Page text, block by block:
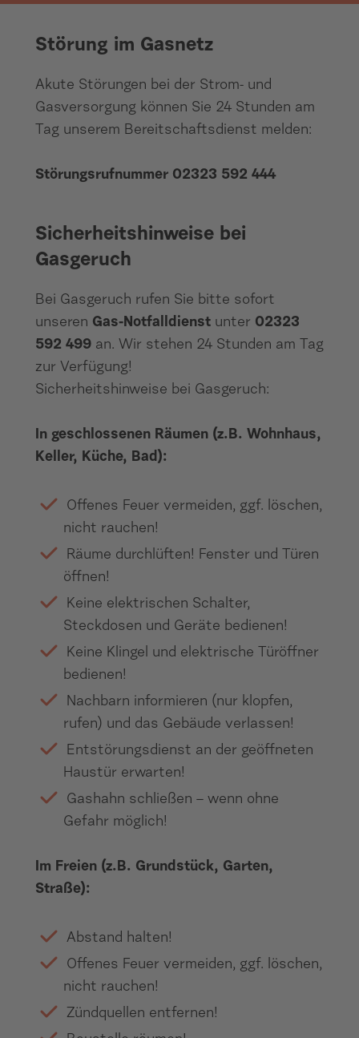
Störung im Gasnetz
Akute Störungen bei der Strom- und
Gasversorgung können Sie 24 Stunden am
Tag unserem Bereitschaftsdienst melden:
Störungsrufnummer 02323 592 444
Sicherheitshinweise bei
Gasgeruch
Bei Gasgeruch rufen Sie bitte sofort
unseren Gas-Notfalldienst unter 02323
592 499 an. Wir stehen 24 Stunden am Tag
zur Verfügung!
Sicherheitshinweise bei Gasgeruch:
In geschlossenen Räumen (z.B. Wohnhaus,
Keller, Küche, Bad):
Offenes Feuer vermeiden, ggf. löschen,
nicht rauchen!
Räume durchlüften! Fenster und Türen
öffnen!
Keine elektrischen Schalter,
Steckdosen und Geräte bedienen!
Keine Klingel und elektrische Türöffner
bedienen!
Nachbarn informieren (nur klopfen,
rufen) und das Gebäude verlassen!
Entstörungsdienst an der geöffneten
Haustür erwarten!
Gashahn schließen – wenn ohne
Gefahr möglich!
Im Freien (z.B. Grundstück, Garten,
Straße):
Abstand halten!
Offenes Feuer vermeiden, ggf. löschen,
nicht rauchen!
Zündquellen entfernen!